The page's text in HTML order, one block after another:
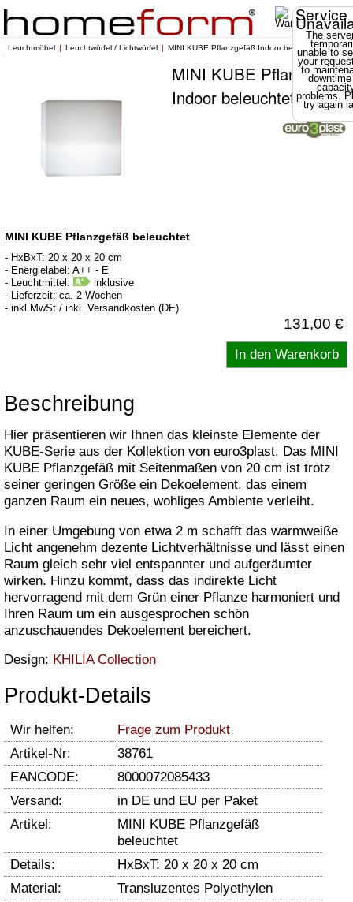
Service
The
unable to
your
to
problems.
try again
Leuchtmöbel Leuchtwürfel / Lichtwürfel MINI KUBE Pflanzgefäß Indoor beleuchtet
MINI KUBE Pflanzgefäß
Indoor beleuchtet
MINI KUBE Pflanzgefäß beleuchtet
- HxBxT: 20 x 20 x 20 cm
- Energielabel: A++ - E
- Leuchtmittel:
inklusive
- Lieferzeit: ca. 2 Wochen
- inkl.MwSt / inkl. Versandkosten (DE)
131,00 €
Beschreibung
Hier präsentieren wir Ihnen das kleinste Elemente der
KUBE-Serie aus der Kollektion von euro3plast. Das MINI
KUBE Pflanzgefäß mit Seitenmaßen von 20 cm ist trotz
seiner geringen Größe ein Dekoelement, das einem
ganzen Raum ein neues, wohliges Ambiente verleiht.
In einer Umgebung von etwa 2 m schafft das warmweiße
Licht angenehm dezente Lichtverhältnisse und lässt einen
Raum gleich sehr viel entspannter und aufgeräumter
wirken. Hinzu kommt, dass das indirekte Licht
hervorragend mit dem Grün einer Pflanze harmoniert und
Ihren Raum um ein ausgesprochen schön
anzuschauendes Dekoelement bereichert.
Design: KHILIA Collection
Produkt-Details
Wir helfen:
Frage zum Produkt
Artikel-Nr:
38761
EANCODE:
8000072085433
Versand:
in DE und EU per Paket
Artikel:
MINI KUBE Pflanzgefäß
beleuchtet
Details:
HxBxT: 20 x 20 x 20 cm
Material:
Transluzentes Polyethylen